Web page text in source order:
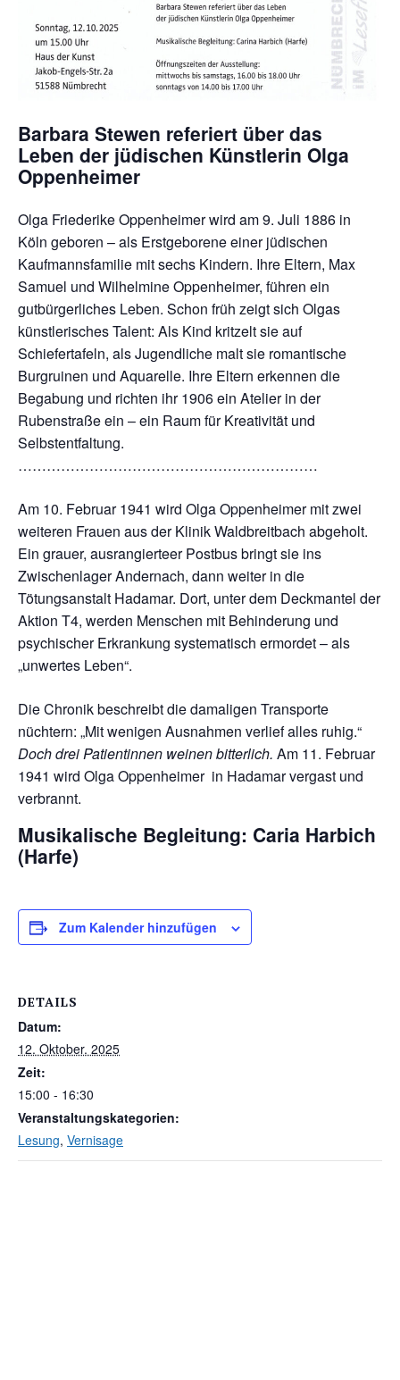
Barbara Stewen referiert über das
Leben der jüdischen Künstlerin Olga
Oppenheimer
Olga Friederike Oppenheimer wird am 9. Juli 1886 in
Köln geboren – als Erstgeborene einer jüdischen
Kaufmannsfamilie mit sechs Kindern. Ihre Eltern, Max
Samuel und Wilhelmine Oppenheimer, führen ein
gutbürgerliches Leben. Schon früh zeigt sich Olgas
künstlerisches Talent: Als Kind kritzelt sie auf
Schiefertafeln, als Jugendliche malt sie romantische
Burgruinen und Aquarelle. Ihre Eltern erkennen die
Begabung und richten ihr 1906 ein Atelier in der
Rubenstraße ein – ein Raum für Kreativität und
Selbstentfaltung.
………………………………………………………
Am 10. Februar 1941 wird Olga Oppenheimer mit zwei
weiteren Frauen aus der Klinik Waldbreitbach abgeholt.
Ein grauer, ausrangierteer Postbus bringt sie ins
Zwischenlager Andernach, dann weiter in die
Tötungsanstalt Hadamar. Dort, unter dem Deckmantel der
Aktion T4, werden Menschen mit Behinderung und
psychischer Erkrankung systematisch ermordet – als
„unwertes Leben“.
Die Chronik beschreibt die damaligen Transporte
nüchtern: „Mit wenigen Ausnahmen verlief alles ruhig.“
Doch drei Patientinnen weinen bitterlich. Am 11. Februar
1941 wird Olga Oppenheimer in Hadamar vergast und
verbrannt.
Musikalische Begleitung: Caria Harbich
(Harfe)
Zum Kalender hinzufügen
DETAILS
Datum:
12. Oktober. 2025
Zeit:
15:00 - 16:30
Veranstaltungskategorien:
Lesung, Vernisage